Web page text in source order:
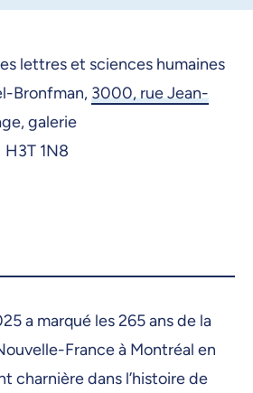
09:00
09:00
09:00
09:00
09:00
09:00
lettres et sciences humaines
Bronfman, 3000, rue Jean-
galerie
1N8
a marqué les 265 ans de la
France à Montréal en
charnière dans l’histoire de